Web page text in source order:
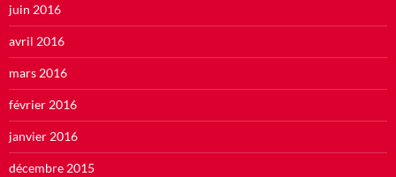
juin 2016
avril 2016
mars 2016
février 2016
janvier 2016
décembre 2015